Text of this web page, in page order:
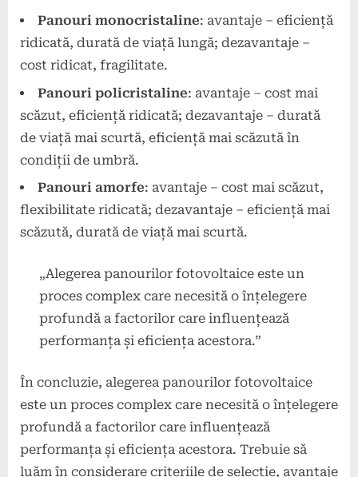
Panouri monocristaline: avantaje – eficiență
ridicată, durată de viață lungă; dezavantaje –
cost ridicat, fragilitate.
Panouri policristaline: avantaje – cost mai
scăzut, eficiență ridicată; dezavantaje – durată
de viață mai scurtă, eficiență mai scăzută în
condiții de umbră.
Panouri amorfe: avantaje – cost mai scăzut,
flexibilitate ridicată; dezavantaje – eficiență mai
scăzută, durată de viață mai scurtă.
„Alegerea panourilor fotovoltaice este un
proces complex care necesită o înțelegere
profundă a factorilor care influențează
performanța și eficiența acestora.”
În concluzie, alegerea panourilor fotovoltaice
este un proces complex care necesită o înțelegere
profundă a factorilor care influențează
performanța și eficiența acestora. Trebuie să
luăm în considerare criteriile de selecție, avantaje